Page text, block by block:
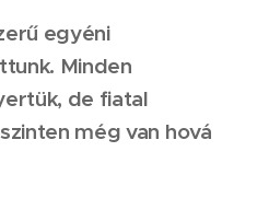
egyéni
Minden
de fiatal
még van hová